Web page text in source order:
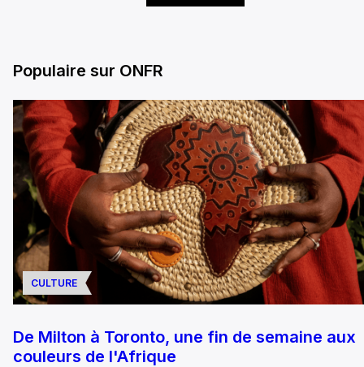
Populaire sur ONFR
CULTURE
De Milton à Toronto, une fin de semaine aux
couleurs de l'Afrique